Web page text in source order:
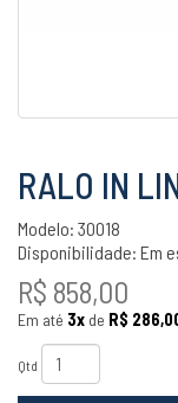
RALO IN
Modelo: 30018
Disponibilidade: Em
R$ 858,00
Em até 3x de R$
Qtd